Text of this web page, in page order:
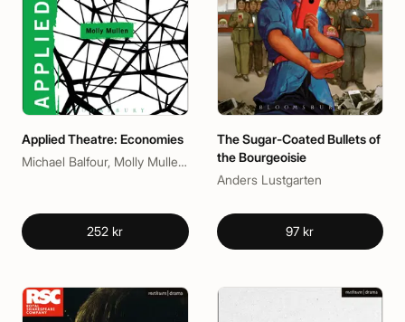
Applied Theatre: Economies
Michael Balfour, Molly Mullen, Sheila Preston
252 kr
The Sugar-Coated Bullets of
the Bourgeoisie
Anders Lustgarten
97 kr